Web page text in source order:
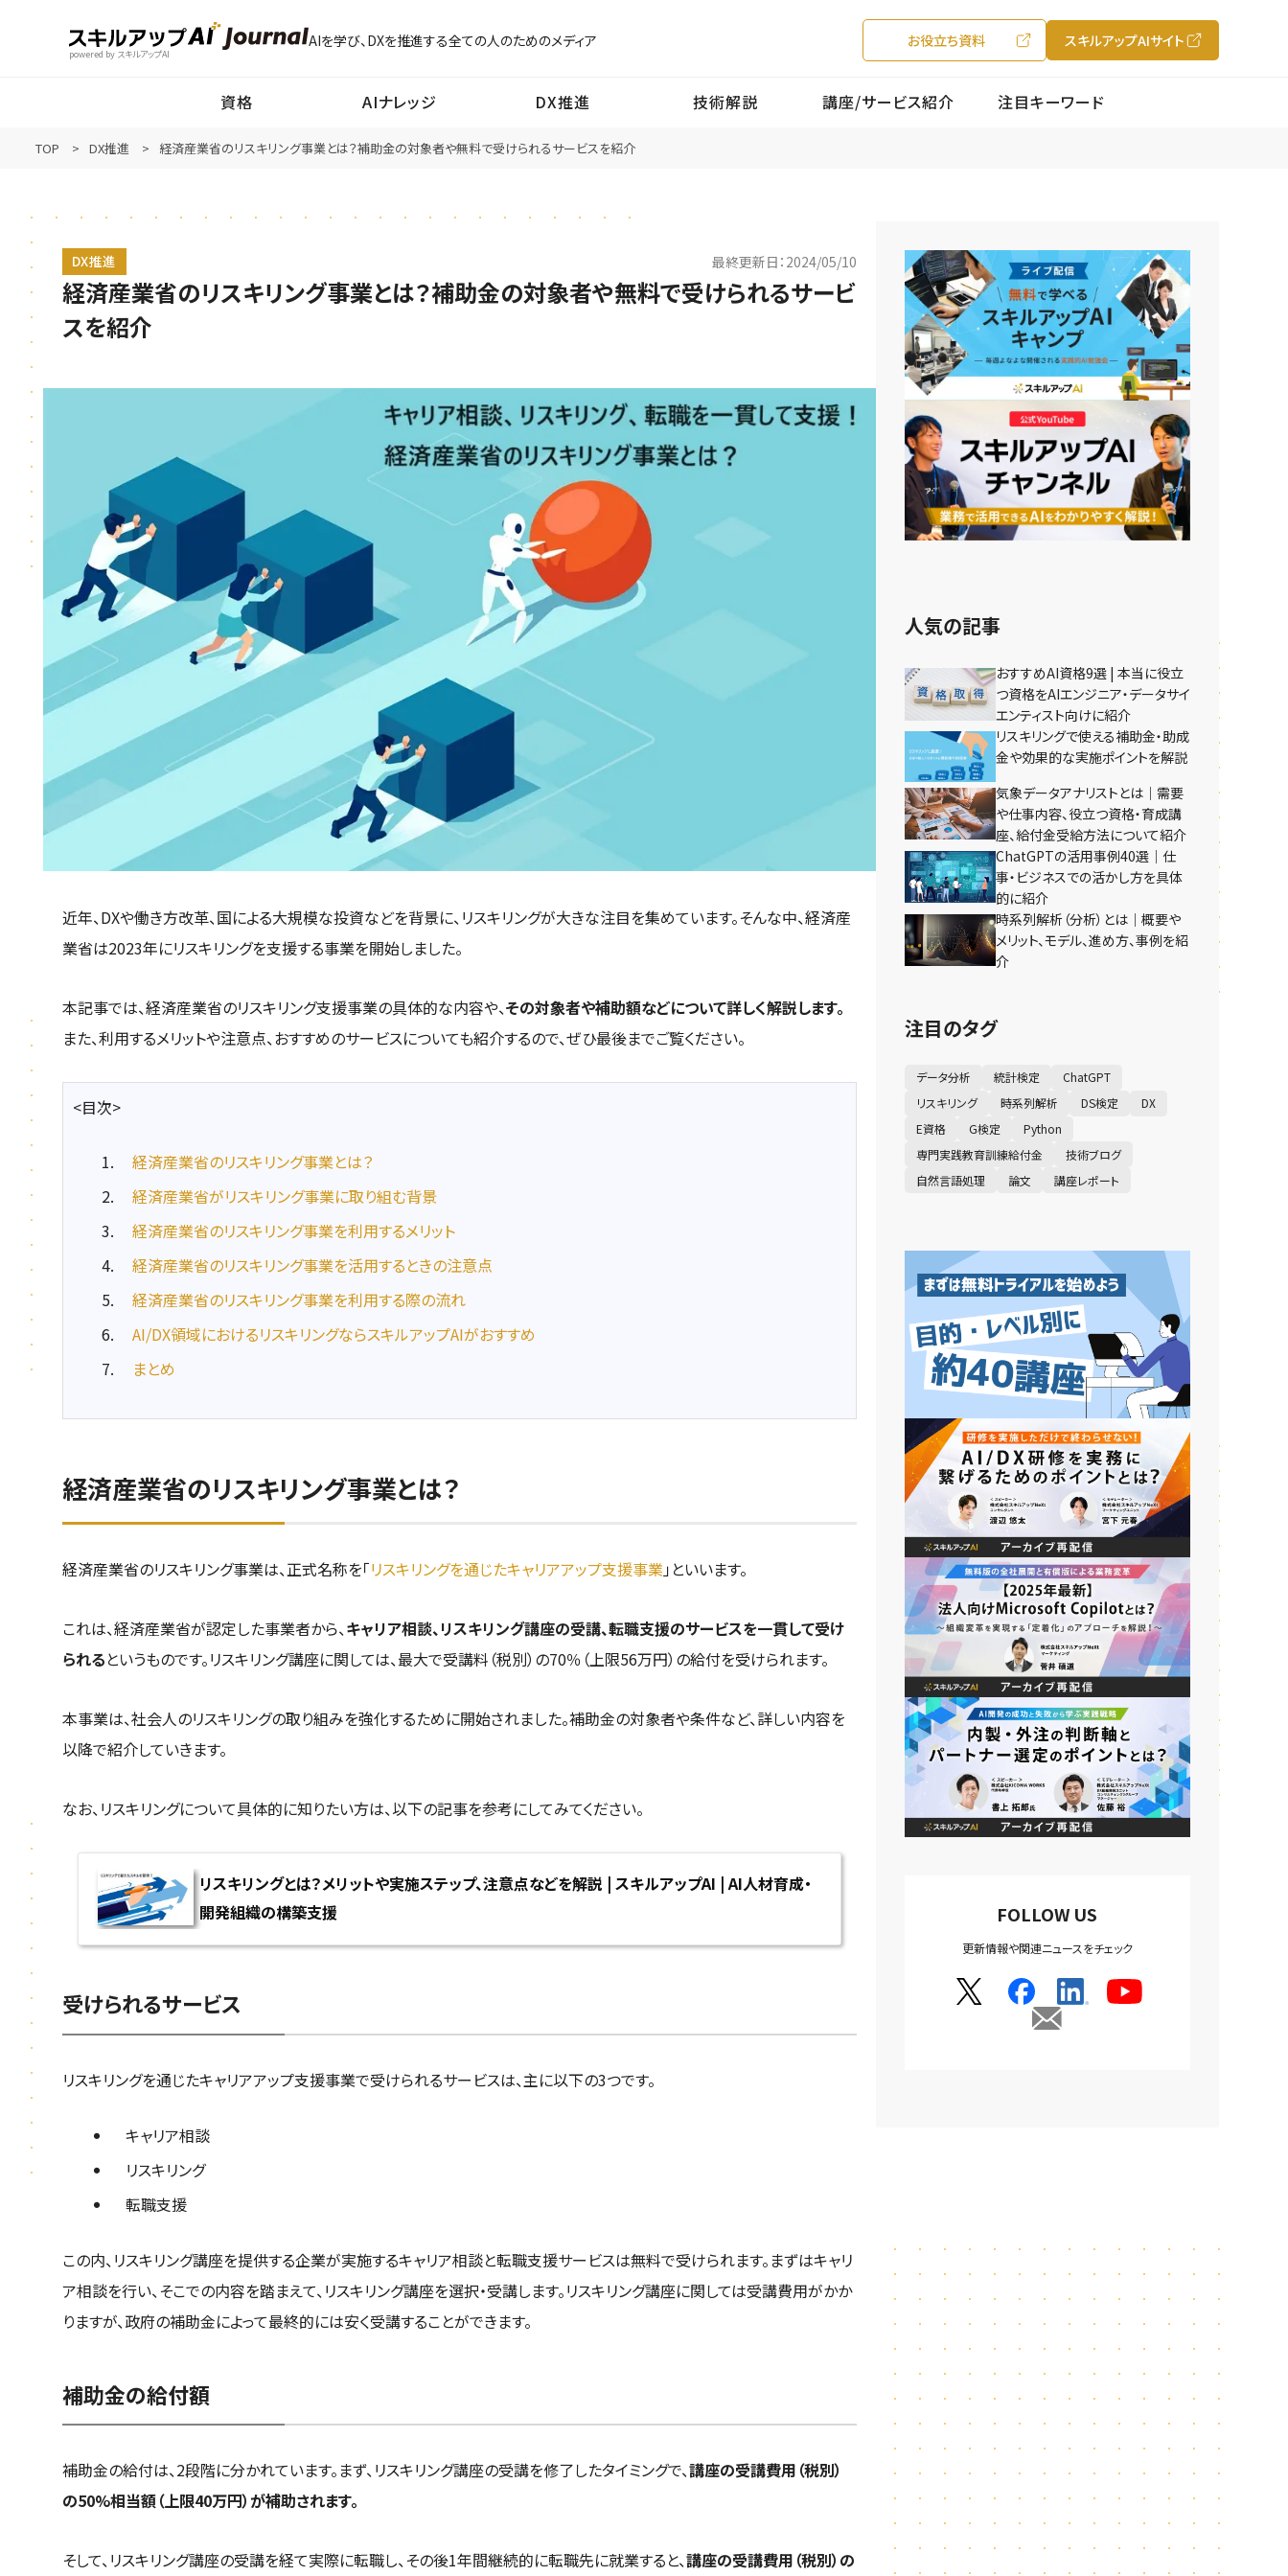
powered by スキルアップAI
AIを学び、DXを推進する全ての人のためのメディア お役立ち資料 スキルアップAIサイト
資格 AIナレッジ DX推進 技術解説 講座/サービス紹介 注目キーワード
TOP DX推進 経済産業省のリスキリング事業とは？補助金の対象者や無料で受けられるサービスを紹介
DX推進 最終更新日： 2024/05/10
経済産業省のリスキリング事業とは？補助金の対象者や無料で受けられるサービ
スを紹介
近年、DXや働き方改革、国による大規模な投資などを背景に、リスキリングが大きな注目を集めています。そんな中、経済産
業省は2023年にリスキリングを支援する事業を開始しました。
本記事では、経済産業省のリスキリング支援事業の具体的な内容や、その対象者や補助額などについて詳しく解説します。
また、利用するメリットや注意点、おすすめのサービスについても紹介するので、ぜひ最後までご覧ください。
<目次>
経済産業省のリスキリング事業とは？
経済産業省がリスキリング事業に取り組む背景
経済産業省のリスキリング事業を利用するメリット
経済産業省のリスキリング事業を活用するときの注意点
経済産業省のリスキリング事業を利用する際の流れ
AI/DX領域におけるリスキリングならスキルアップAIがおすすめ
まとめ
経済産業省のリスキリング事業とは？
経済産業省のリスキリング事業は、正式名称を「リスキリングを通じたキャリアアップ支援事業」といいます。
これは、経済産業省が認定した事業者から、キャリア相談、リスキリング講座の受講、転職支援のサービスを一貫して受け
られるというものです。リスキリング講座に関しては、最大で受講料（税別）の70％（上限56万円）の給付を受けられます。
本事業は、社会人のリスキリングの取り組みを強化するために開始されました。補助金の対象者や条件など、詳しい内容を
以降で紹介していきます。
なお、リスキリングについて具体的に知りたい方は、以下の記事を参考にしてみてください。
リスキリングとは？メリットや実施ステップ、注意点などを解説 | スキルアップAI | AI人材育成・
開発組織の構築支援
受けられるサービス
リスキリングを通じたキャリアアップ支援事業で受けられるサービスは、主に以下の3つです。
キャリア相談
リスキリング
転職支援
この内、リスキリング講座を提供する企業が実施するキャリア相談と転職支援サービスは無料で受けられます。まずはキャリ
ア相談を行い、そこでの内容を踏まえて、リスキリング講座を選択・受講します。リスキリング講座に関しては受講費用がかか
りますが、政府の補助金によって最終的には安く受講することができます。
補助金の給付額
補助金の給付は、2段階に分かれています。まず、リスキリング講座の受講を修了したタイミングで、講座の受講費用（税別）
の50%相当額（上限40万円）が補助されます。
そして、リスキリング講座の受講を経て実際に転職し、その後1年間継続的に転職先に就業すると、講座の受講費用（税別）の
人気の記事
おすすめAI資格9選 | 本当に役立
つ資格をAIエンジニア・データサイ
エンティスト向けに紹介
リスキリングで使える補助金・助成
金や効果的な実施ポイントを解説
気象データアナリストとは｜需要
や仕事内容、役立つ資格・育成講
座、給付金受給方法について紹介
ChatGPTの活用事例40選｜仕
事・ビジネスでの活かし方を具体
的に紹介
時系列解析（分析）とは｜概要や
メリット、モデル、進め方、事例を紹
介
注目のタグ
データ分析 統計検定
ChatGPT
リスキリング
時系列解析 DS検定
DX
E資格
G検定
Python
専門実践教育訓練給付金
技術ブログ
自然言語処理
論文 講座レポート
FOLLOW US
更新情報や関連ニュースをチェック